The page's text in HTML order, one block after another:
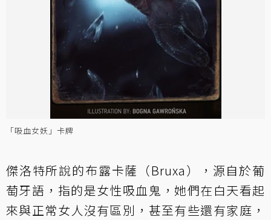
「吸血女妖」卡牌
傑洛特所說的布露卡薩（Bruxa），源自於葡
萄牙語，指的是女性吸血鬼，她們在白天看起
來與正常女人沒有區別，甚至有些還有家庭，